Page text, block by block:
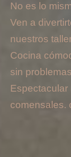
No es lo
Ven a
nuestros
Cocina
sin
Espectacular
comensales.